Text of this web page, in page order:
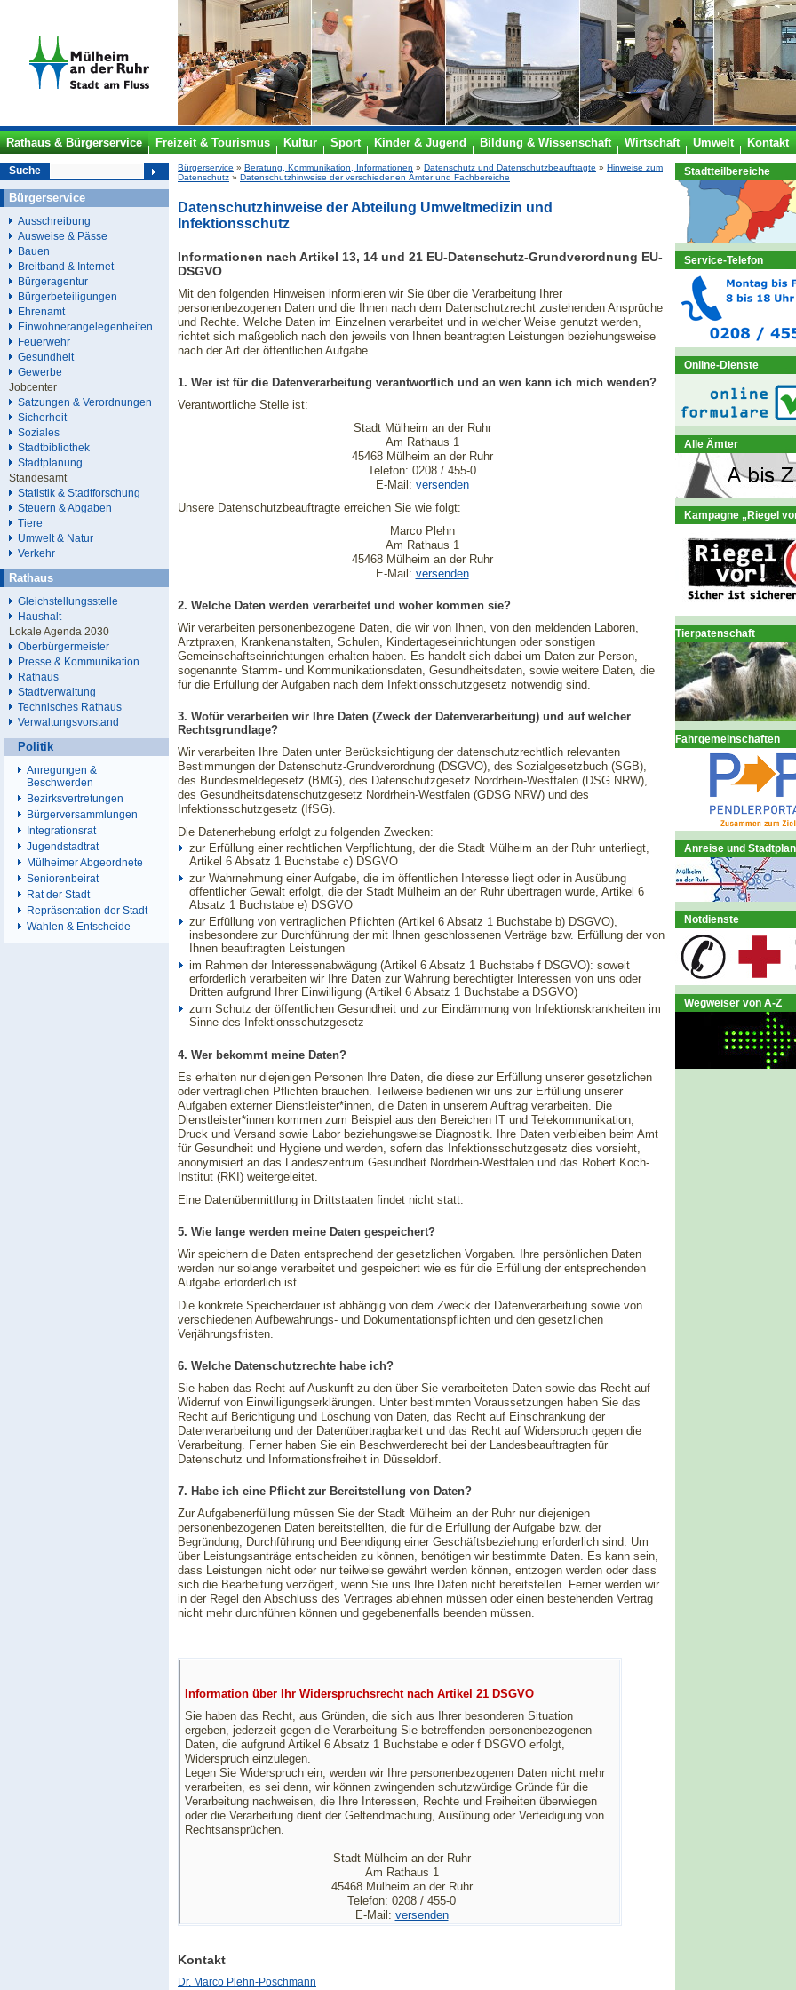
Rathaus & Bürgerservice Freizeit & Tourismus Kultur Sport Kinder & Jugend Bildung & Wissenschaft Wirtschaft Umwelt Kontakt
Bürgerservice » Beratung, Kommunikation, Informationen » Datenschutz und Datenschutzbeauftragte » Hinweise zum
Datenschutz » Datenschutzhinweise der verschiedenen Ämter und Fachbereiche
Datenschutzhinweise der Abteilung Umweltmedizin und
Infektionsschutz
Informationen nach Artikel 13, 14 und 21 EU-Datenschutz-Grundverordnung EU-
DSGVO
Mit den folgenden Hinweisen informieren wir Sie über die Verarbeitung Ihrer
personenbezogenen Daten und die Ihnen nach dem Datenschutzrecht zustehenden Ansprüche
und Rechte. Welche Daten im Einzelnen verarbeitet und in welcher Weise genutzt werden,
richtet sich maßgeblich nach den jeweils von Ihnen beantragten Leistungen beziehungsweise
nach der Art der öffentlichen Aufgabe.
1. Wer ist für die Datenverarbeitung verantwortlich und an wen kann ich mich wenden?
Verantwortliche Stelle ist:
Stadt Mülheim an der Ruhr
Am Rathaus 1
45468 Mülheim an der Ruhr
Telefon: 0208 / 455-0
E-Mail: versenden
Unsere Datenschutzbeauftragte erreichen Sie wie folgt:
Marco Plehn
Am Rathaus 1
45468 Mülheim an der Ruhr
E-Mail: versenden
2. Welche Daten werden verarbeitet und woher kommen sie?
Wir verarbeiten personenbezogene Daten, die wir von Ihnen, von den meldenden Laboren,
Arztpraxen, Krankenanstalten, Schulen, Kindertageseinrichtungen oder sonstigen
Gemeinschaftseinrichtungen erhalten haben. Es handelt sich dabei um Daten zur Person,
sogenannte Stamm- und Kommunikationsdaten, Gesundheitsdaten, sowie weitere Daten, die
für die Erfüllung der Aufgaben nach dem Infektionsschutzgesetz notwendig sind.
3. Wofür verarbeiten wir Ihre Daten (Zweck der Datenverarbeitung) und auf welcher
Rechtsgrundlage?
Wir verarbeiten Ihre Daten unter Berücksichtigung der datenschutzrechtlich relevanten
Bestimmungen der Datenschutz-Grundverordnung (DSGVO), des Sozialgesetzbuch (SGB),
des Bundesmeldegesetz (BMG), des Datenschutzgesetz Nordrhein-Westfalen (DSG NRW),
des Gesundheitsdatenschutzgesetz Nordrhein-Westfalen (GDSG NRW) und des
Infektionsschutzgesetz (IfSG).
Die Datenerhebung erfolgt zu folgenden Zwecken:
zur Erfüllung einer rechtlichen Verpflichtung, der die Stadt Mülheim an der Ruhr unterliegt,
Artikel 6 Absatz 1 Buchstabe c) DSGVO
zur Wahrnehmung einer Aufgabe, die im öffentlichen Interesse liegt oder in Ausübung
öffentlicher Gewalt erfolgt, die der Stadt Mülheim an der Ruhr übertragen wurde, Artikel 6
Absatz 1 Buchstabe e) DSGVO
zur Erfüllung von vertraglichen Pflichten (Artikel 6 Absatz 1 Buchstabe b) DSGVO),
insbesondere zur Durchführung der mit Ihnen geschlossenen Verträge bzw. Erfüllung der von
Ihnen beauftragten Leistungen
im Rahmen der Interessenabwägung (Artikel 6 Absatz 1 Buchstabe f DSGVO): soweit
erforderlich verarbeiten wir Ihre Daten zur Wahrung berechtigter Interessen von uns oder
Dritten aufgrund Ihrer Einwilligung (Artikel 6 Absatz 1 Buchstabe a DSGVO)
zum Schutz der öffentlichen Gesundheit und zur Eindämmung von Infektionskrankheiten im
Sinne des Infektionsschutzgesetz
4. Wer bekommt meine Daten?
Es erhalten nur diejenigen Personen Ihre Daten, die diese zur Erfüllung unserer gesetzlichen
oder vertraglichen Pflichten brauchen. Teilweise bedienen wir uns zur Erfüllung unserer
Aufgaben externer Dienstleister*innen, die Daten in unserem Auftrag verarbeiten. Die
Dienstleister*innen kommen zum Beispiel aus den Bereichen IT und Telekommunikation,
Druck und Versand sowie Labor beziehungsweise Diagnostik. Ihre Daten verbleiben beim Amt
für Gesundheit und Hygiene und werden, sofern das Infektionsschutzgesetz dies vorsieht,
anonymisiert an das Landeszentrum Gesundheit Nordrhein-Westfalen und das Robert Koch-
Institut (RKI) weitergeleitet.
Eine Datenübermittlung in Drittstaaten findet nicht statt.
5. Wie lange werden meine Daten gespeichert?
Wir speichern die Daten entsprechend der gesetzlichen Vorgaben. Ihre persönlichen Daten
werden nur solange verarbeitet und gespeichert wie es für die Erfüllung der entsprechenden
Aufgabe erforderlich ist.
Die konkrete Speicherdauer ist abhängig von dem Zweck der Datenverarbeitung sowie von
verschiedenen Aufbewahrungs- und Dokumentationspflichten und den gesetzlichen
Verjährungsfristen.
6. Welche Datenschutzrechte habe ich?
Sie haben das Recht auf Auskunft zu den über Sie verarbeiteten Daten sowie das Recht auf
Widerruf von Einwilligungserklärungen. Unter bestimmten Voraussetzungen haben Sie das
Recht auf Berichtigung und Löschung von Daten, das Recht auf Einschränkung der
Datenverarbeitung und der Datenübertragbarkeit und das Recht auf Widerspruch gegen die
Verarbeitung. Ferner haben Sie ein Beschwerderecht bei der Landesbeauftragten für
Datenschutz und Informationsfreiheit in Düsseldorf.
7. Habe ich eine Pflicht zur Bereitstellung von Daten?
Zur Aufgabenerfüllung müssen Sie der Stadt Mülheim an der Ruhr nur diejenigen
personenbezogenen Daten bereitstellten, die für die Erfüllung der Aufgabe bzw. der
Begründung, Durchführung und Beendigung einer Geschäftsbeziehung erforderlich sind. Um
über Leistungsanträge entscheiden zu können, benötigen wir bestimmte Daten. Es kann sein,
dass Leistungen nicht oder nur teilweise gewährt werden können, entzogen werden oder dass
sich die Bearbeitung verzögert, wenn Sie uns Ihre Daten nicht bereitstellen. Ferner werden wir
in der Regel den Abschluss des Vertrages ablehnen müssen oder einen bestehenden Vertrag
nicht mehr durchführen können und gegebenenfalls beenden müssen.
Information über Ihr Widerspruchsrecht nach Artikel 21 DSGVO
Sie haben das Recht, aus Gründen, die sich aus Ihrer besonderen Situation
ergeben, jederzeit gegen die Verarbeitung Sie betreffenden personenbezogenen
Daten, die aufgrund Artikel 6 Absatz 1 Buchstabe e oder f DSGVO erfolgt,
Widerspruch einzulegen.
Legen Sie Widerspruch ein, werden wir Ihre personenbezogenen Daten nicht mehr
verarbeiten, es sei denn, wir können zwingenden schutzwürdige Gründe für die
Verarbeitung nachweisen, die Ihre Interessen, Rechte und Freiheiten überwiegen
oder die Verarbeitung dient der Geltendmachung, Ausübung oder Verteidigung von
Rechtsansprüchen.
Stadt Mülheim an der Ruhr
Am Rathaus 1
45468 Mülheim an der Ruhr
Telefon: 0208 / 455-0
E-Mail: versenden
Kontakt
Dr. Marco Plehn-Poschmann
Stadtteilbereiche
Service-Telefon
Online-Dienste
Alle Ämter
Kampagne „Riegel
Tierpatenschaft
Fahrgemeinschaften
Anreise und Stadtplan
Notdienste
Wegweiser von A-Z
Suche
Bürgerservice
Ausschreibung
Ausweise & Pässe
Bauen
Breitband & Internet
Bürgeragentur
Bürgerbeteiligungen
Ehrenamt
Einwohnerangelegenheiten
Feuerwehr
Gesundheit
Gewerbe
Jobcenter
Satzungen & Verordnungen
Sicherheit
Soziales
Stadtbibliothek
Stadtplanung
Standesamt
Statistik & Stadtforschung
Steuern & Abgaben
Tiere
Umwelt & Natur
Verkehr
Rathaus
Gleichstellungsstelle
Haushalt
Lokale Agenda 2030
Oberbürgermeister
Presse & Kommunikation
Rathaus
Stadtverwaltung
Technisches Rathaus
Verwaltungsvorstand
Politik
Anregungen &
Beschwerden
Bezirksvertretungen
Bürgerversammlungen
Integrationsrat
Jugendstadtrat
Mülheimer Abgeordnete
Seniorenbeirat
Rat der Stadt
Repräsentation der Stadt
Wahlen & Entscheide